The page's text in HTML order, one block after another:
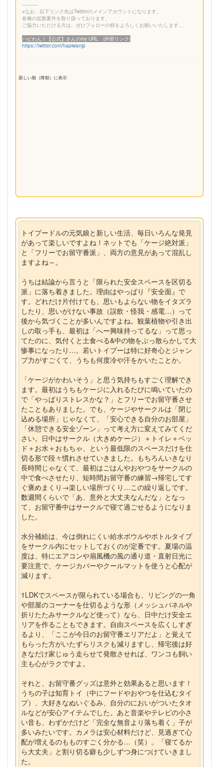
-----------
※なお、以下リンク先はTwitterのメインアカウントになります。
各種の拡散案件を取り扱っております。
ご協力いただける方は、ぜひフォローの程をよろしくお願いいたします...
ハピわん！【公式】さんのmy URL (外部リンク)
https://twitter.com/hapiwanjp
新しい順（降順）に表示
トイプードルの元気娘と新しい生活、毎日いろんな発見
があって楽しいですよね！ネットでも「ケージ絶対派」
と「フリーでお留守番派」、両方の意見があって混乱し
ますよね～。
うちは結論から言うと「限られた安全スペースを区切る
派」に落ち着きました。理由はやっぱり『安全面』で
す。どれだけ片付けても、思いもよらない物をイタズラ
したり、思いがけない事故（誤飲・怪我・感電…）って
後から気づくことが多いんですよね。観葉植物や引き出
しの取っ手も、最初は「へー興味持ってるな」って思っ
てたのに、気付くと土食べる&中の物をぶっ散らかして大
惨事になったり…。若いトイプーは特に好奇心とジャン
プ力がすごくて、うちも何度冷や汗をかいたことか。
「ケージがかわいそう」と思う気持ちもすごく理解でき
ます。最初はうちもケージに入れるたびに鳴いていたの
で「やっぱりストレスかな？」とフリーでお留守番させ
たこともありました。でも、ケージやサークルは「閉じ
込める場所」じゃなくて、「安心できる自分のお部屋」
「休憩できる安全ゾーン」って考え方に変えてみてくだ
さい。日中はサークル（大きめケージ）＋トイレ＋ベッ
ド＋お水＋おもちゃ、という最低限のスペースだけを仕
切る形で段々慣れさせていきました。もちろんいきなり
長時間じゃなくて、最初はごはんやおやつをサークルの
中で食べさせたり、短時間お留守番の練習→帰宅してす
ぐ褒めまくり→楽しい場所づくり…この繰り返しです。
数週間くらいで「あ、意外と大丈夫なんだな」となっ
て、お留守番中はサークルで寝て過ごせるようになりま
した。
水分補給は、今は倒れにくい給水ボウルやボトルタイプ
をサークル内にセットしておくのが定番です。夏場の温
度は、特にエアコンや扇風機の風の通り道・直射日光に
要注意で、ケージカバーやクールマットを使うと心配が
減ります。
1LDKでスペースが限られている場合も、リビングの一角
や部屋のコーナーを仕切るような形（メッシュパネルや
折りたたみサークルなど使って）なら、日中だけ安全エ
リアを作ることもできます。自由スペースを広くしすぎ
るより、「ここが今日のお留守番エリアだよ」と覚えて
もらった方がいたずらリスクも減りますし、帰宅後は好
きなだけ家じゅう走らせて発散させれば、ワンコも飼い
主も心がラクですよ。
それと、お留守番グッズは意外と効果あると思います！
うちの子は知育トイ（中にフードやおやつを仕込むタイ
プ）、大好きなぬいぐるみ、自分のにおいがついたタオ
ルなどが安心アイテムでした。あと音楽やテレビの小さ
い音も、わずかだけど「完全な無音より落ち着く」子が
多いみたいです。カメラは安心材料だけど、見過ぎて心
配が増えるのもものすごく分かる…（笑）。「寝てるか
ら大丈夫」と割り切る癖も少しずつ身につけていきまし
た。